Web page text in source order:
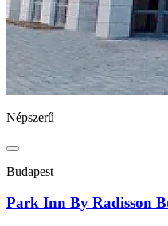
Népszerű
Budapest
Park Inn By Radisson